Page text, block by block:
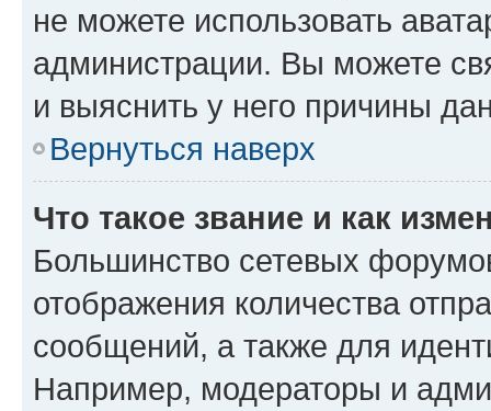
не можете использовать
администрации. Вы можете
и выяснить у него причины
Вернуться наверх
Что такое звание и как
Большинство сетевых
отображения количества
сообщений, а также для
Например, модераторы и